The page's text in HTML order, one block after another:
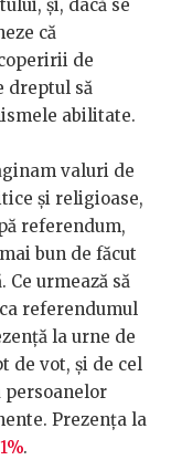
și, dacă se
că
de
dreptul să
abilitate.
valuri de
și religioase,
referendum,
bun de făcut
urmează să
referendumul
la urne de
de vot, și de cel
Prezența la
.